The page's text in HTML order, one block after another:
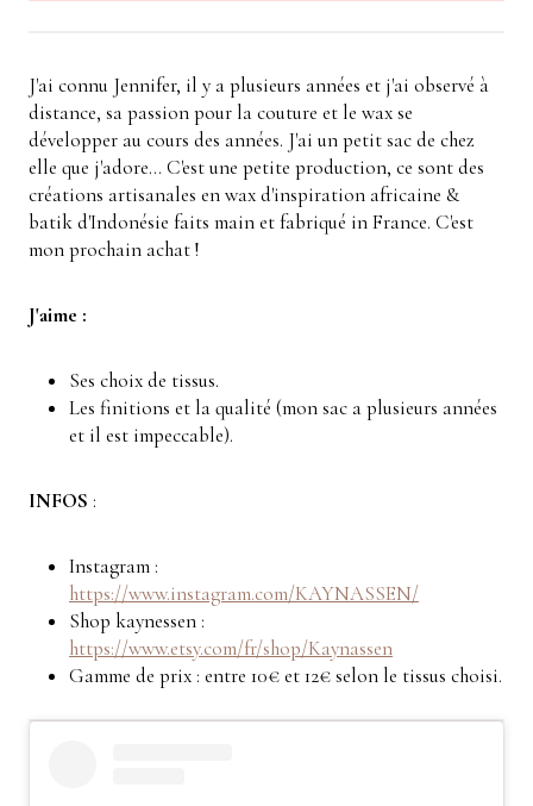
J'ai connu Jennifer, il y a plusieurs années et j'ai observé à
distance, sa passion pour la couture et le wax se
développer au cours des années. J'ai un petit sac de chez
elle que j'adore... C'est une petite production, ce sont des
créations artisanales en wax d'inspiration africaine &
batik d'Indonésie faits main et fabriqué in France. C'est
mon prochain achat !
J'aime :
Ses choix de tissus.
Les finitions et la qualité (mon sac a plusieurs années
et il est impeccable).
INFOS :
Instagram :
https://www.instagram.com/KAYNASSEN/
Shop kaynessen :
https://www.etsy.com/fr/shop/Kaynassen
Gamme de prix : entre 10€ et 12€ selon le tissus choisi.